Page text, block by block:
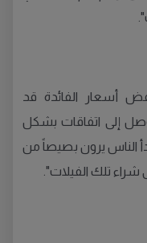
أسعار الفائدة قد
إلى اتفاقات بشكل
الناس يرون بصيصاً من
تلك الفيلات".